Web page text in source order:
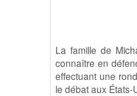
La famille de
connaître en
effectuant une
le débat aux États-